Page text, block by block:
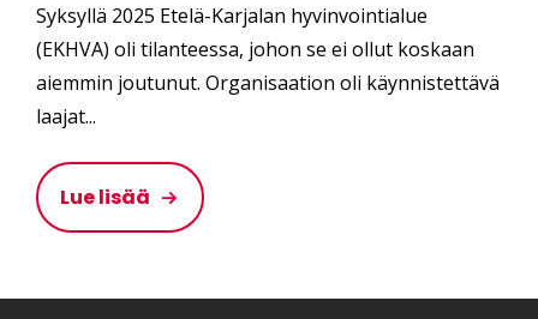
Syksyllä 2025 Etelä-Karjalan hyvinvointialue
(EKHVA) oli tilanteessa, johon se ei ollut koskaan
aiemmin joutunut. Organisaation oli käynnistettävä
laajat...
Lue lisää